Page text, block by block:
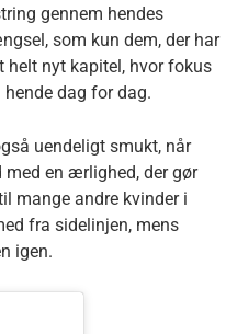
gennem hendes
som kun dem, der har
helt nyt kapitel, hvor fokus
dag for dag.
uendeligt smukt, når
med en ærlighed, der gør
mange andre kvinder i
fra sidelinjen, mens
igen.